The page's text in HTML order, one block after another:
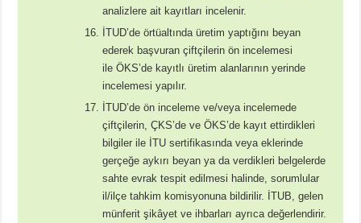
analizlere ait kayıtları incelenir.
İTUD’de örtüaltında üretim yaptığını beyan
ederek başvuran çiftçilerin ön incelemesi
ile ÖKS’de kayıtlı üretim alanlarının yerinde
incelemesi yapılır.
İTUD’de ön inceleme ve/veya incelemede
çiftçilerin, ÇKS’de ve ÖKS’de kayıt ettirdikleri
bilgiler ile İTU sertifikasında veya eklerinde
gerçeğe aykırı beyan ya da verdikleri belgelerde
sahte evrak tespit edilmesi halinde, sorumlular
il/ilçe tahkim komisyonuna bildirilir. İTUB, gelen
münferit şikâyet ve ihbarları ayrıca değerlendirir.